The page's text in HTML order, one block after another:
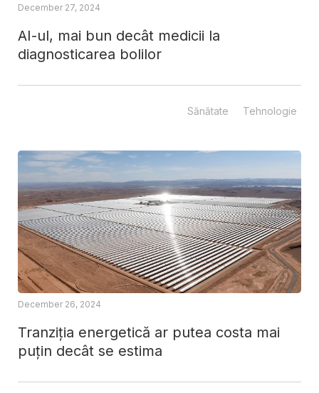
AI-ul, mai bun decât medicii la
diagnosticarea bolilor
December 27, 2024
Sănătate Tehnologie
Tranziția energetică ar putea costa mai
puțin decât se estima
December 26, 2024